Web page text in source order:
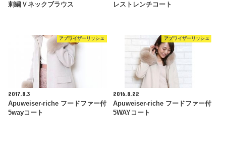
刺繍Ｖネックブラウス
レストレンチコート
アプワイザーリッシェ
2017.8.3
Apuweiser-riche フードファー付
5wayコート
アプワイザーリッシェ
2016.8.22
Apuweiser-riche フードファー付
5WAYコート